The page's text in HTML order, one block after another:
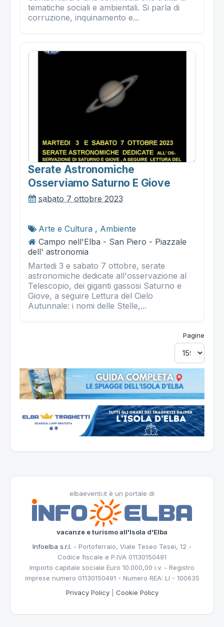
tematiche sociali e ambientali. Si parla di
corruzione, inquinamento e...
Serate Astronomiche
Osserviamo Saturno E Giove
sabato 7 ottobre 2023
Arte e Cultura , Ambiente
Campo nell'Elba - San Piero - Piazzale
dell' astronomia
Martedi 3 e sabato 7 ottobre, serate
astronomiche dedicate all'osservazione al
Telescopio, dei giganti gassosi Saturno e
Giove, a seguire Lettura del Cielo
Autunnale: i nomi delle Stelle,...
Pagine
elbaeventi.it è un portale di
vacanze e turismo all'Isola d'Elba
Infoelba s.r.l. - Portoferraio, Viale Teseo Tesei, 12 -
Codice fiscale e P.IVA 01130150491
Importo capitale sociale Euro 10.000,00 i.v. - Registro
imprese numero 01130150491 - Numero REA: LI - 100635
Privacy Policy| Cookie Policy